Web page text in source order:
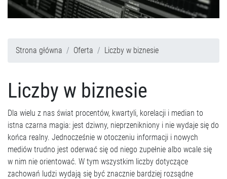
Strona główna Oferta Liczby w biznesie
Liczby w biznesie
Dla wielu z nas świat procentów, kwartyli, korelacji i median to
istna czarna magia: jest dziwny, nieprzenikniony i nie wydaje się do
końca realny. Jednocześnie w otoczeniu informacji i nowych
mediów trudno jest oderwać się od niego zupełnie albo wcale się
w nim nie orientować. W tym wszystkim liczby dotyczące
zachowań ludzi wydają się być znacznie bardziej rozsądne